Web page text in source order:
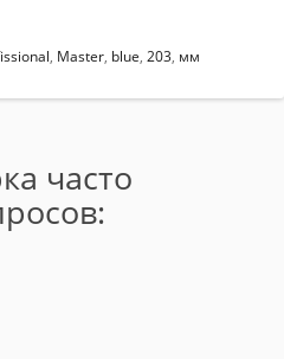
, Master, blue, 203, мм
часто